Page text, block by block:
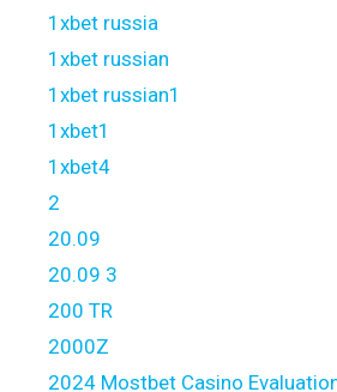
1xbet russia
1xbet russian
1xbet russian1
1xbet1
1xbet4
2
20.09
20.09 3
200 TR
2000Z
2024 Mostbet Casino